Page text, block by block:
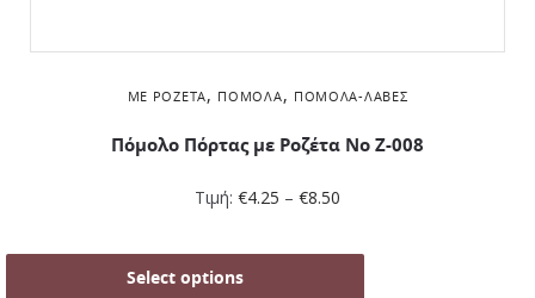
ΜΕ ΡΟΖΈΤΑ, ΠΌΜΟΛΑ, ΠΌΜΟΛΑ-ΛΑΒΈΣ
Πόμολο Πόρτας με Ροζέτα No Ζ-008
Τιμή: €4.25 – €8.50
Select options